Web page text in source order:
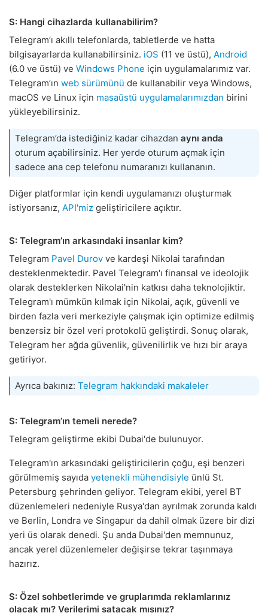
S: Hangi cihazlarda kullanabilirim?
Telegram’ı akıllı telefonlarda, tabletlerde ve hatta
bilgisayarlarda kullanabilirsiniz. iOS (11 ve üstü), Android
(6.0 ve üstü) ve Windows Phone için uygulamalarımız var.
Telegram’ın web sürümünü de kullanabilir veya Windows,
macOS ve Linux için masaüstü uygulamalarımızdan birini
yükleyebilirsiniz.
Telegram’da istediğiniz kadar cihazdan aynı anda
oturum açabilirsiniz. Her yerde oturum açmak için
sadece ana cep telefonu numaranızı kullananın.
Diğer platformlar için kendi uygulamanızı oluşturmak
istiyorsanız, API'miz geliştiricilere açıktır.
S: Telegram’ın arkasındaki insanlar kim?
Telegram Pavel Durov ve kardeşi Nikolai tarafından
desteklenmektedir. Pavel Telegram'ı finansal ve ideolojik
olarak desteklerken Nikolai'nin katkısı daha teknolojiktir.
Telegram'ı mümkün kılmak için Nikolai, açık, güvenli ve
birden fazla veri merkeziyle çalışmak için optimize edilmiş
benzersiz bir özel veri protokolü geliştirdi. Sonuç olarak,
Telegram her ağda güvenlik, güvenilirlik ve hızı bir araya
getiriyor.
Ayrıca bakınız: Telegram hakkındaki makaleler
S: Telegram’ın temeli nerede?
Telegram geliştirme ekibi Dubai'de bulunuyor.
Telegram'ın arkasındaki geliştiricilerin çoğu, eşi benzeri
görülmemiş sayıda yetenekli mühendisiyle ünlü St.
Petersburg şehrinden geliyor. Telegram ekibi, yerel BT
düzenlemeleri nedeniyle Rusya'dan ayrılmak zorunda kaldı
ve Berlin, Londra ve Singapur da dahil olmak üzere bir dizi
yeri üs olarak denedi. Şu anda Dubai'den memnunuz,
ancak yerel düzenlemeler değişirse tekrar taşınmaya
hazırız.
S: Özel sohbetlerimde ve gruplarımda reklamlarınız
olacak mı? Verilerimi satacak mısınız?